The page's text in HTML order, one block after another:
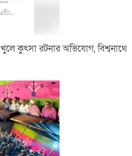
কুৎসা রটনার অভিযোগ, বিশ্বনাথে